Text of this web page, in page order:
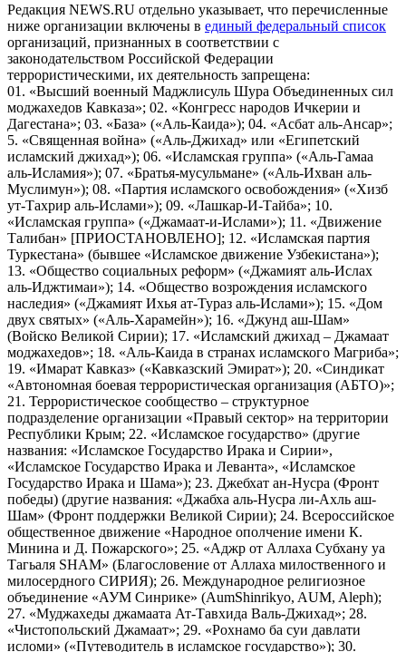
Редакция NEWS.RU отдельно указывает, что перечисленные
ниже организации включены в единый федеральный список
организаций, признанных в соответствии с
законодательством Российской Федерации
террористическими, их деятельность запрещена:
01. «Высший военный Маджлисуль Шура Объединенных сил
моджахедов Кавказа»; 02. «Конгресс народов Ичкерии и
Дагестана»; 03. «База» («Аль-Каида»); 04. «Асбат аль-Ансар»;
5. «Священная война» («Аль-Джихад» или «Египетский
исламский джихад»); 06. «Исламская группа» («Аль-Гамаа
аль-Исламия»); 07. «Братья-мусульмане» («Аль-Ихван аль-
Муслимун»); 08. «Партия исламского освобождения» («Хизб
ут-Тахрир аль-Ислами»); 09. «Лашкар-И-Тайба»; 10.
«Исламская группа» («Джамаат-и-Ислами»); 11. «Движение
Талибан» [ПРИОСТАНОВЛЕНО]; 12. «Исламская партия
Туркестана» (бывшее «Исламское движение Узбекистана»);
13. «Общество социальных реформ» («Джамият аль-Ислах
аль-Иджтимаи»); 14. «Общество возрождения исламского
наследия» («Джамият Ихья ат-Тураз аль-Ислами»); 15. «Дом
двух святых» («Аль-Харамейн»); 16. «Джунд аш-Шам»
(Войско Великой Сирии); 17. «Исламский джихад – Джамаат
моджахедов»; 18. «Аль-Каида в странах исламского Магриба»;
19. «Имарат Кавказ» («Кавказский Эмират»); 20. «Синдикат
«Автономная боевая террористическая организация (АБТО)»;
21. Террористическое сообщество – структурное
подразделение организации «Правый сектор» на территории
Республики Крым; 22. «Исламское государство» (другие
названия: «Исламское Государство Ирака и Сирии»,
«Исламское Государство Ирака и Леванта», «Исламское
Государство Ирака и Шама»); 23. Джебхат ан-Нусра (Фронт
победы) (другие названия: «Джабха аль-Нусра ли-Ахль аш-
Шам» (Фронт поддержки Великой Сирии); 24. Всероссийское
общественное движение «Народное ополчение имени К.
Минина и Д. Пожарского»; 25. «Аджр от Аллаха Субхану уа
Тагьаля SHAM» (Благословение от Аллаха милоственного и
милосердного СИРИЯ); 26. Международное религиозное
объединение «АУМ Синрике» (AumShinrikyo, AUM, Aleph);
27. «Муджахеды джамаата Ат-Тавхида Валь-Джихад»; 28.
«Чистопольский Джамаат»; 29. «Рохнамо ба суи давлати
исломи» («Путеводитель в исламское государство»); 30.